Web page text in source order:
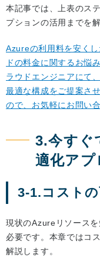
本記事では、上表のス
プションの活用までを
Azureの利用料を安く
ドの料金に関するお悩
ラウドエンジニアにて
最適な構成をご提案さ
ので、お気軽にお問い
3.今すぐ
適化アプ
3-1.コスト
現状のAzureリソース
必要です。本章ではコ
解説します。